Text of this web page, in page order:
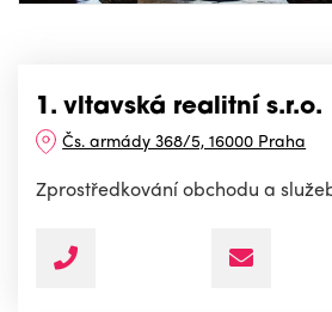
1. vltavská realitní s.r.o.
Čs. armády 368/5, 16000 Praha
Zprostředkování obchodu a